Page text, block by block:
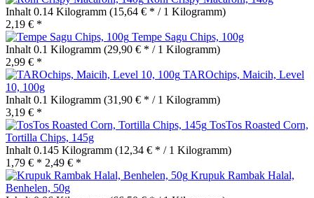
Inhalt 0.14 Kilogramm (15,64 € * / 1 Kilogramm)
2,19 € *
Tempe Sagu Chips, 100g
Inhalt 0.1 Kilogramm (29,90 € * / 1 Kilogramm)
2,99 € *
TAROchips, Maicih, Level
10, 100g
Inhalt 0.1 Kilogramm (31,90 € * / 1 Kilogramm)
3,19 € *
TosTos Roasted Corn,
Tortilla Chips, 145g
Inhalt 0.145 Kilogramm (12,34 € * / 1 Kilogramm)
1,79 € * 2,49 € *
Krupuk Rambak Halal,
Benhelen, 50g